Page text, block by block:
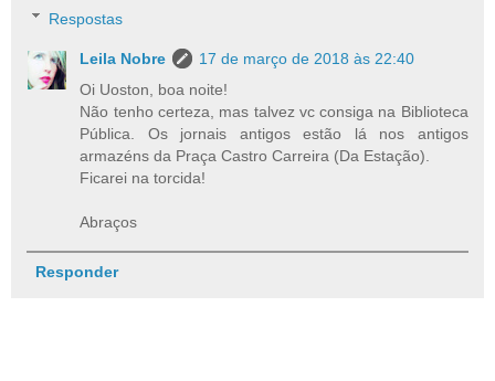
Respostas
Leila Nobre
17 de março de 2018 às 22:40
Oi Uoston, boa noite!
Não tenho certeza, mas talvez vc consiga na Biblioteca
Pública. Os jornais antigos estão lá nos antigos
armazéns da Praça Castro Carreira (Da Estação).
Ficarei na torcida!
Abraços
Responder